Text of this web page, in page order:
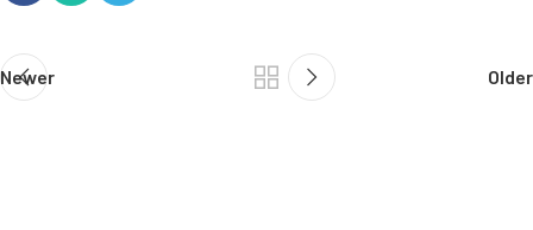
Newer Older